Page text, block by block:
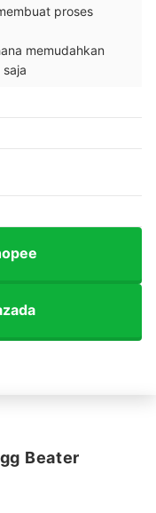
proses
memudahkan
Beater